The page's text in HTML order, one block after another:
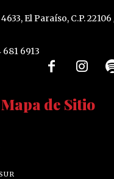
El Paraíso, C.P.
6913
Mapa de Sitio